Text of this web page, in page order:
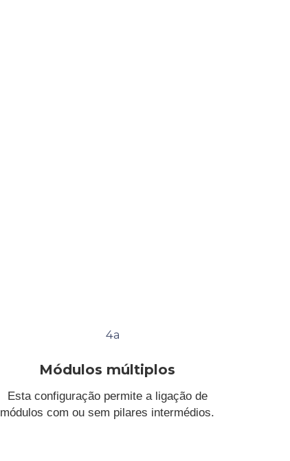
Módulos múltiplos
Esta configuração permite a ligação de
módulos com ou sem pilares intermédios.